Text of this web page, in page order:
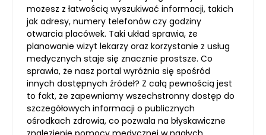
możesz z łatwością wyszukiwać informacji, takich
jak adresy, numery telefonów czy godziny
otwarcia placówek. Taki układ sprawia, że
planowanie wizyt lekarzy oraz korzystanie z usług
medycznych staje się znacznie prostsze. Co
sprawia, że nasz portal wyróżnia się spośród
innych dostępnych źródeł? Z całą pewnością jest
to fakt, że zapewniamy wszechstronny dostęp do
szczegółowych informacji o publicznych
ośrodkach zdrowia, co pozwala na błyskawiczne